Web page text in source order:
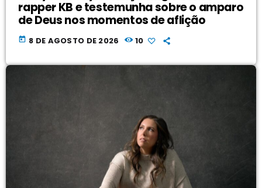
rapper KB e testemunha sobre o amparo
de Deus nos momentos de aflição
today 8 DE AGOSTO DE 2026 10